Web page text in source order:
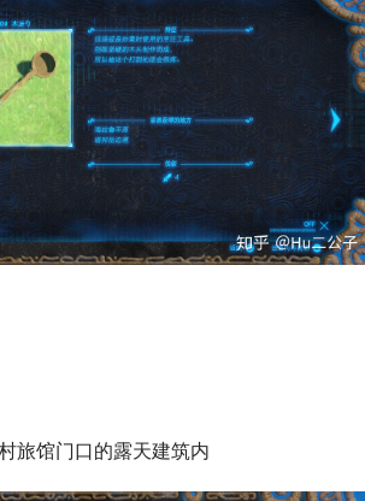
旅馆门口的露天建筑内